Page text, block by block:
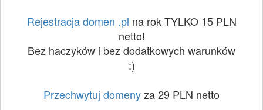
Rejestracja domen .pl na rok TYLKO 15 PLN
netto!
Bez haczyków i bez dodatkowych warunków
:)
Przechwytuj domenyza 29 PLN netto